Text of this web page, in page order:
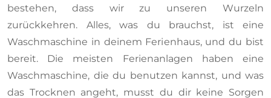
bestehen, dass wir zu unseren Wurzeln
zurückkehren. Alles, was du brauchst, ist eine
Waschmaschine in deinem Ferienhaus, und du bist
bereit. Die meisten Ferienanlagen haben eine
Waschmaschine, die du benutzen kannst, und was
das Trocknen angeht, musst du dir keine Sorgen